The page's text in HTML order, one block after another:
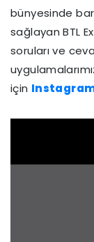
bünyesinde
sağlayan BTL
soruları ve
için